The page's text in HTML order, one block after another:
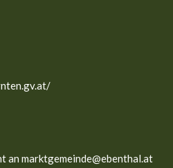
an marktgemeinde@ebenthal.at